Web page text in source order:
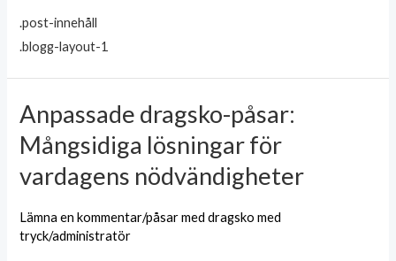
.post-innehåll
.blogg-layout-1
Anpassade dragsko-påsar:
Mångsidiga lösningar för
vardagens nödvändigheter
Lämna en kommentar/påsar med dragsko med
tryck/administratör
Anpassade
dragsko-
påsar:
Mångsidiga
för